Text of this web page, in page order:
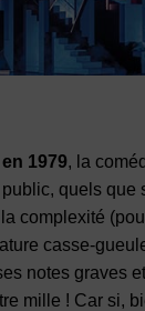
1979, la
quels que
complexité
casse-
notes graves
mille ! Car si,